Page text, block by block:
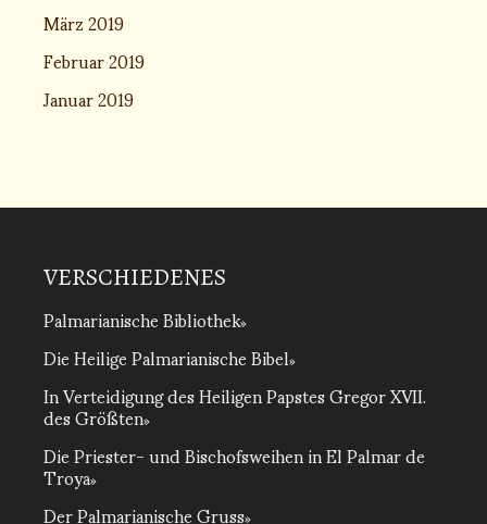
März 2019
Februar 2019
Januar 2019
VERSCHIEDENES
Palmarianische Bibliothek
Die Heilige Palmarianische Bibel
In Verteidigung des Heiligen Papstes Gregor XVII.
des Größten
Die Priester- und Bischofsweihen in El Palmar de
Troya